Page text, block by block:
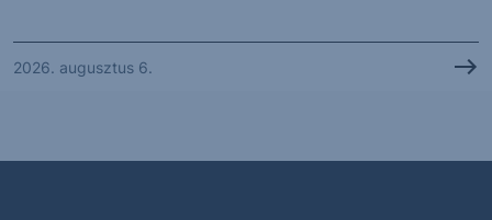
2026. augusztus 6.